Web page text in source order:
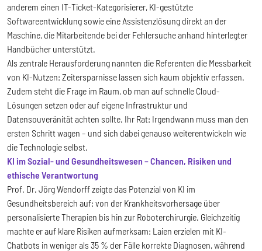
anderem einen IT-Ticket-Kategorisierer, KI-gestützte
Softwareentwicklung sowie eine Assistenzlösung direkt an der
Maschine, die Mitarbeitende bei der Fehlersuche anhand hinterlegter
Handbücher unterstützt.
Als zentrale Herausforderung nannten die Referenten die Messbarkeit
von KI-Nutzen: Zeitersparnisse lassen sich kaum objektiv erfassen.
Zudem steht die Frage im Raum, ob man auf schnelle Cloud-
Lösungen setzen oder auf eigene Infrastruktur und
Datensouveränität achten sollte. Ihr Rat: Irgendwann muss man den
ersten Schritt wagen – und sich dabei genauso weiterentwickeln wie
die Technologie selbst.
KI im Sozial- und Gesundheitswesen – Chancen, Risiken und
ethische Verantwortung
Prof. Dr. Jörg Wendorff zeigte das Potenzial von KI im
Gesundheitsbereich auf: von der Krankheitsvorhersage über
personalisierte Therapien bis hin zur Roboterchirurgie. Gleichzeitig
machte er auf klare Risiken aufmerksam: Laien erzielen mit KI-
Chatbots in weniger als 35 % der Fälle korrekte Diagnosen, während